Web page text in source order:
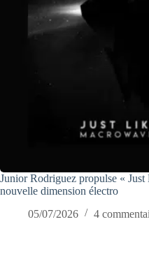
Junior Rodriguez propulse «
nouvelle dimension électro
05/07/2026
4